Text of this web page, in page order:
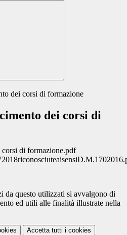
dei corsi di formazione
dei corsi di
di formazione.pdf
da questo utilizzati si avvalgono di
ed utili alle finalità illustrate nella
Accetta tutti i cookies